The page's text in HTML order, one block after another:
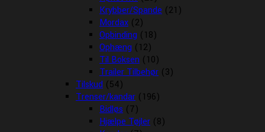
Krybber/Spande (21)
Mordax (2)
Opbinding (18)
Ophæng (12)
Til Boksen (10)
Trailer Tilbehør (3)
Tilskud (54)
Trenser/kandar (196)
Bidløs (7)
Hjælpe Tøjler (8)